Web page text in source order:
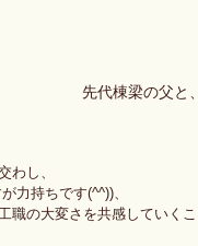
先代棟梁の父と
わし、
力持ちです(^^))、
職の大変さを共感していくこ